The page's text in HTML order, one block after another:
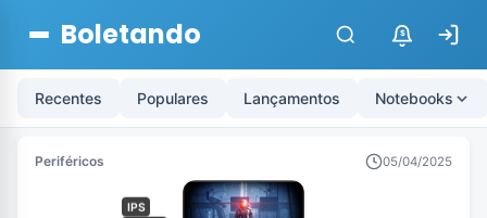
Boletando $
Recentes Populares Lançamentos Notebooks
Periféricos 05/04/2025
IPS